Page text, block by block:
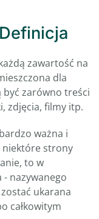
zawartość na
dla
zarówno treści
zdjęcia, filmy itp.
ważna i
niektóre strony
to w
nazywanego
ukarana
całkowitym